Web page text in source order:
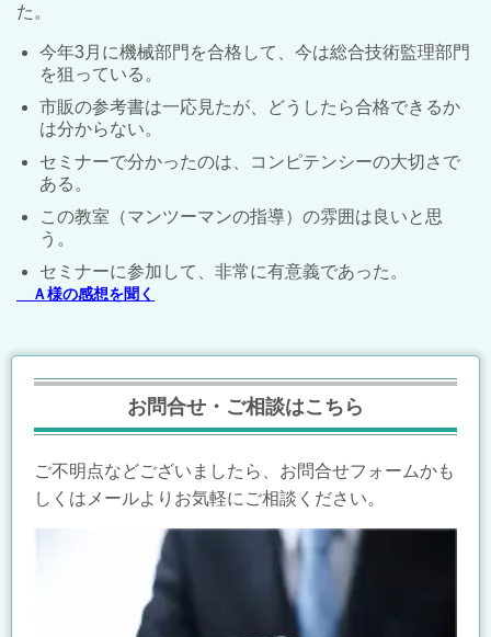
た。
今年3月に機械部門を合格して、今は総合技術監理部門
を狙っている。
市販の参考書は一応見たが、どうしたら合格できるか
は分からない。
セミナーで分かったのは、コンピテンシーの大切さで
ある。
この教室（マンツーマンの指導）の雰囲は良いと思
う。
セミナーに参加して、非常に有意義であった。
Ａ様の感想を聞く
お問合せ・ご相談はこちら
ご不明点などございましたら、お問合せフォームかも
しくはメールよりお気軽にご相談ください。